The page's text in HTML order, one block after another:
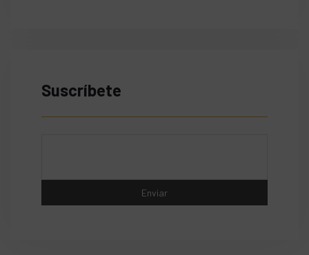
Suscríbete